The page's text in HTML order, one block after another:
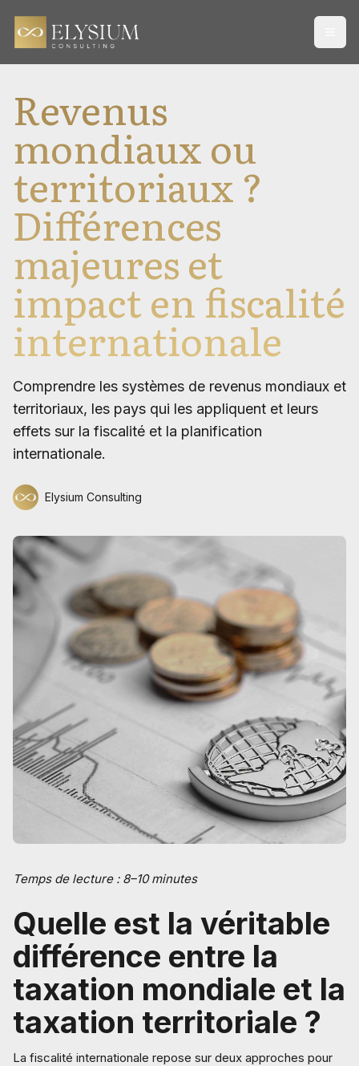
Revenus
mondiaux ou
territoriaux ?
Différences
majeures et
impact en fiscalité
internationale
Comprendre les systèmes de revenus mondiaux et
territoriaux, les pays qui les appliquent et leurs
effets sur la fiscalité et la planification
internationale.
Elysium Consulting
Temps de lecture : 8–10 minutes
Quelle est la véritable
différence entre la
taxation mondiale et la
taxation territoriale ?
La fiscalité internationale repose sur deux approches pour